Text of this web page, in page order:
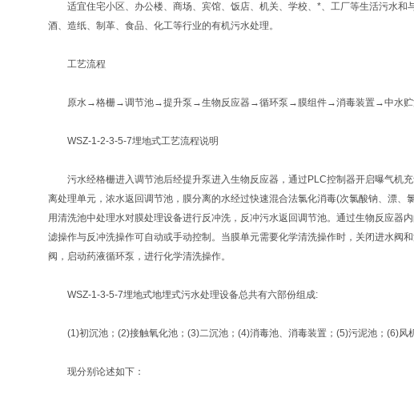
适宜住宅小区、办公楼、商场、宾馆、饭店、机关、学校、*、工厂等生活污水和
酒、造纸、制革、食品、化工等行业的有机污水处理。
工艺流程
原水→格栅→调节池→提升泵→生物反应器→循环泵→膜组件→消毒装置→中水贮
WSZ-1-2-3-5-7埋地式工艺流程说明
污水经格栅进入调节池后经提升泵进入生物反应器，通过PLC控制器开启曝气机
离处理单元，浓水返回调节池，膜分离的水经过快速混合法氯化消毒(次氯酸钠、漂、
用清洗池中处理水对膜处理设备进行反冲洗，反冲污水返回调节池。通过生物反应器
滤操作与反冲洗操作可自动或手动控制。当膜单元需要化学清洗操作时，关闭进水阀
阀，启动药液循环泵，进行化学清洗操作。
WSZ-1-3-5-7埋地式地埋式污水处理设备总共有六部份组成:
(1)初沉池；(2)接触氧化池；(3)二沉池；(4)消毒池、消毒装置；(5)污泥池；(6)风
现分别论述如下：